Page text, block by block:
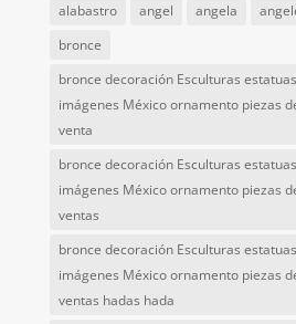
alabastro angel angela
bronce
bronce decoración Esculturas
imágenes México ornamento piezas
venta
bronce decoración Esculturas
imágenes México ornamento piezas
ventas
bronce decoración Esculturas
imágenes México ornamento piezas
ventas hadas hada